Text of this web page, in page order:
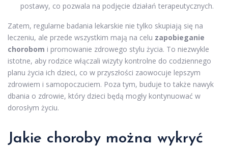
postawy, co pozwala na podjęcie działań terapeutycznych.
Zatem, regularne badania lekarskie nie tylko skupiają się na
leczeniu, ale przede wszystkim mają na celu zapobieganie
chorobom i promowanie zdrowego stylu życia. To niezwykle
istotne, aby rodzice włączali wizyty kontrolne do codziennego
planu życia ich dzieci, co w przyszłości zaowocuje lepszym
zdrowiem i samopoczuciem. Poza tym, buduje to także nawyk
dbania o zdrowie, który dzieci będą mogły kontynuować w
dorosłym życiu.
Jakie choroby można wykryć